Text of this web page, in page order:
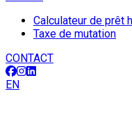
Calculateur de prêt
Taxe de mutation
CONTACT
EN